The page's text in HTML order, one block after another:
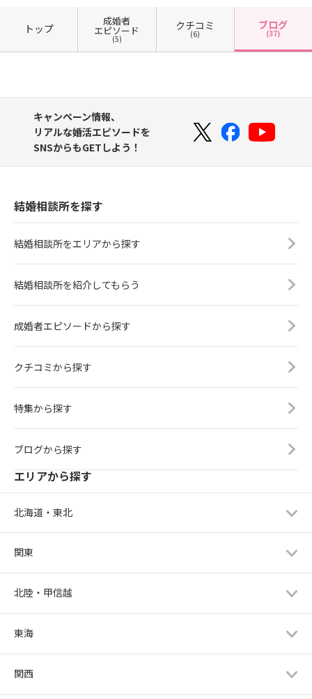
トップ
成婚者
エピソード
(5)
クチコミ
(6)
ブログ
(37)
キャンペーン情報、
リアルな婚活エピソードを
SNSからもGETしよう！
結婚相談所を探す
結婚相談所をエリアから探す
結婚相談所を紹介してもらう
成婚者エピソードから探す
クチコミから探す
特集から探す
ブログから探す
エリアから探す
北海道・東北
関東
北陸・甲信越
東海
関西